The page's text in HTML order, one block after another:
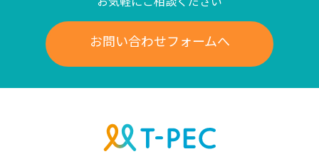
お問い合わせフォームへ